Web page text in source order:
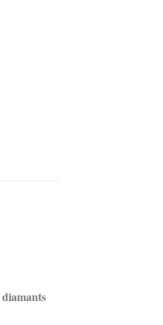
diamants